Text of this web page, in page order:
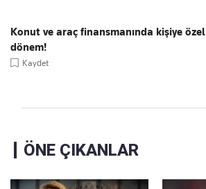
Konut ve araç finansmanında kişiye özel
dönem!
Kaydet
ÖNE ÇIKANLAR